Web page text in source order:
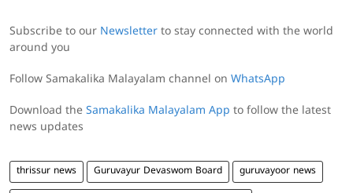
Subscribe to our Newsletter to stay connected with the world
around you
Follow Samakalika Malayalam channel on WhatsApp
Download the Samakalika Malayalam App to follow the latest
news updates
thrissur news Guruvayur Devaswom Board guruvayoor news